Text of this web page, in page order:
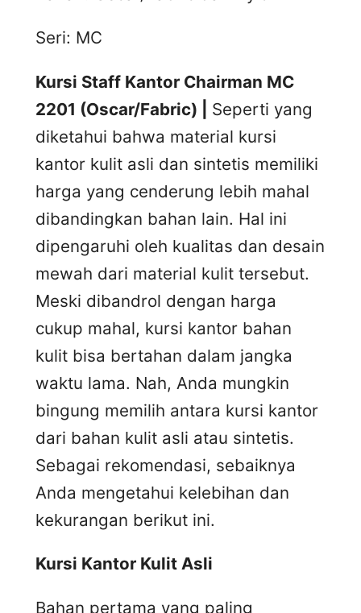
Seri: MC
Kursi Staff Kantor Chairman MC
2201 (Oscar/Fabric) | Seperti yang
diketahui bahwa material kursi
kantor kulit asli dan sintetis memiliki
harga yang cenderung lebih mahal
dibandingkan bahan lain. Hal ini
dipengaruhi oleh kualitas dan desain
mewah dari material kulit tersebut.
Meski dibandrol dengan harga
cukup mahal, kursi kantor bahan
kulit bisa bertahan dalam jangka
waktu lama. Nah, Anda mungkin
bingung memilih antara kursi kantor
dari bahan kulit asli atau sintetis.
Sebagai rekomendasi, sebaiknya
Anda mengetahui kelebihan dan
kekurangan berikut ini.
Kursi Kantor Kulit Asli
Bahan pertama yang paling